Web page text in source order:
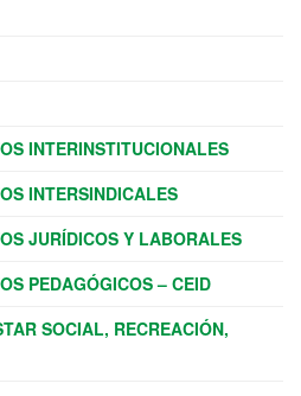
INTERINSTITUCIONALES
INTERSINDICALES
JURÍDICOS Y LABORALES
PEDAGÓGICOS – CEID
SOCIAL, RECREACIÓN,